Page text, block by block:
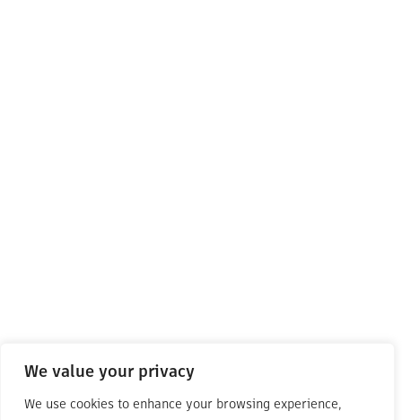
We value your privacy
We use cookies to enhance your browsing experience,